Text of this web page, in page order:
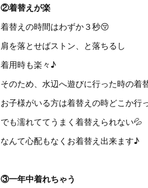
②着替えが楽
着替えの時間はわずか３秒😚
肩を落とせばストン、と落ちるし
着用時も楽々♪
そのため、水辺へ遊びに行った時の着
お子様がいる方は着替えの時どこか行
でも濡れててうまく着替えられない💦
なんて心配もなくお着替え出来ます♪
③一年中着れちゃう